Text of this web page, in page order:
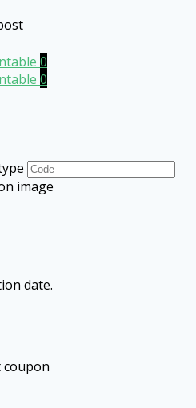
0
0
image
date.